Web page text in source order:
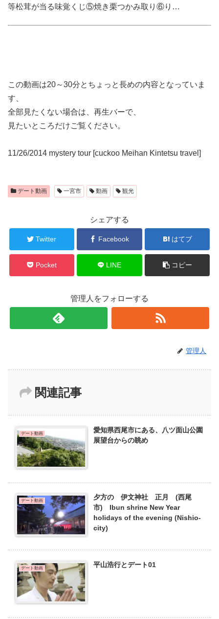
等松茸が­当る味覚くじ⑤焼き栗つかみ取り⑥り…
この動画は20～30分とちょっと長めの内容となっていま
す、
全部見たくない場合は、再生バーで、
見たいところだけご覧ください。
11/26/2014 mystery tour [cuckoo Meihan Kintetsu travel]
デート動画 一宮市 動画 観光
シェアする
Twitter Facebook はてブ
Pocket LINE コピー
管理人をフォローする
管理人
関連記事
デート動画
愛知県西尾市にある、八ツ面山公園
展望台からの眺め
デート動画
夕方の 伊文神社 正月 (西尾
市) Ibun shrine New Year
holidays of the evening (Nishio-
city)
デート動画 平山浩行とデート01